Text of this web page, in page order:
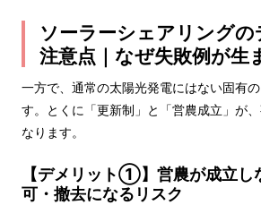
ソーラーシェアリングの
注意点｜なぜ失敗例が生
一方で、通常の太陽光発電にはない固有
す。とくに「更新制」と「営農成立」が
なります。
【デメリット①】営農が成立し
可・撤去になるリスク